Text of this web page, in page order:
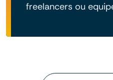
freelancers ou